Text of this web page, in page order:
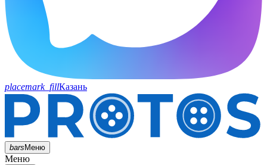
placemark_fillКазань
barsМеню
Меню